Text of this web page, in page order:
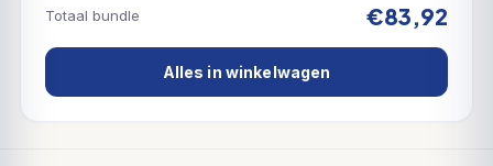
Totaal bundle €83,92
Alles in winkelwagen